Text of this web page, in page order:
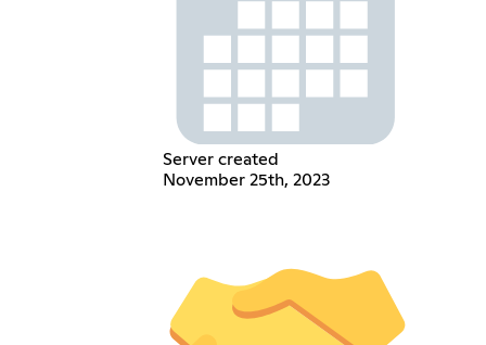
Server created
November 25th, 2023